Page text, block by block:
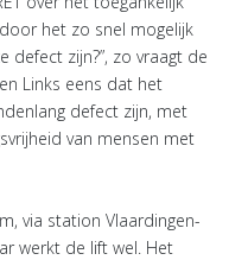
het zo snel mogelijk
defect zijn?”, zo vraagt de
Links eens dat het
defect zijn, met
van mensen met
via station Vlaardingen-
werkt de lift wel. Het